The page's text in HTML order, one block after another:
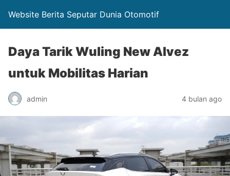
Website Berita Seputar Dunia Otomotif
Daya Tarik Wuling New Alvez
untuk Mobilitas Harian
admin 4 bulan ago